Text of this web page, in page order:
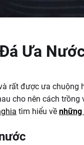
Ưa
rất được ưa chuộng
cho nên cách trồng
tìm hiểu về những